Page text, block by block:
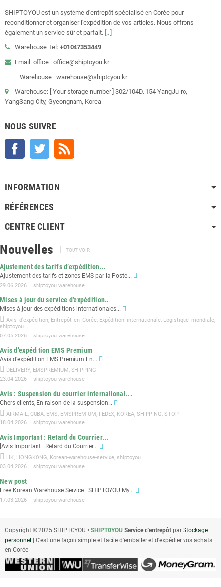
SHIPTOYOU est un système d'entrepôt spécialisé en Corée pour
reconditionner et organiser l'expédition de vos articles. Nous offrons
également un service sûr et parfait. [...]
Warehouse Tel: +01047353449
Email: office : office@shiptoyou.kr
Warehouse : warehouse@shiptoyou.kr
Warehouse: [ Your storage number ] 302/104D. 154 YangJu-ro,
YangSang-City, Gyeongnam, Korea
NOUS SUIVRE
Facebook Twitter
INFORMATION
RÉFÉRENCES
CENTRE CLIENT
Nouvelles TOUT VOIR
Ajustement des tarifs d’expédition...
Ajustement des tarifs et zones EMS par la Poste...
29.06.2026 shiptoyou warehouse
Mises à jour du service d’expédition...
Mises à jour des expéditions internationales...
Avis_d’expédition, Entrepôt_en_Corée, Expédition_internationale, Logistique_mondiale,
shiptoyou
07.05.2026
shiptoyou warehouse
Avis d’expédition EMS Premium
Avis d’expédition EMS Premium En...
DELIVERY, EMSPREMIUM , SHIPPING
23.04.2026
shiptoyou warehouse
Avis : Suspension du courrier international...
Chers clients, En raison de la suspension...
AIRMAIL, CUBA, EMS, EMSPREMIUM, FEDEX, KOREA, SHIPPING, STOP
18.04.2026
shiptoyou warehouse
Avis Important : Retard du Courrier...
[Avis Important : Retard du Courrier...
HK, HONGKONG, Korean-warehouse-service, shiptoyou
03.04.2026
shiptoyou warehouse
New post
Free Korean Warehouse Service | SHIPTOYOU My...
17.03.2026 shiptoyou warehouse
Copyright © 2025 SHIPTOYOU • SHIPTOYOU Service d'entrepôt par Stockage
personnel
| C'est une façon simple et facile d'emballer et d'expédier vos achats
en Corée